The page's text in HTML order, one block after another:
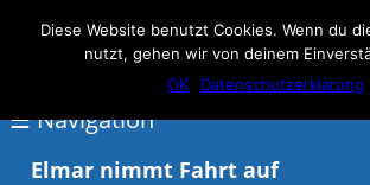
Elmar Herne 22
100% Handball
☰ Navigation
Elmar nimmt Fahrt auf
Diese Website benutzt Cookies. Wenn du
nutzt, gehen wir von deinem
OK
Datenschutzerklärung